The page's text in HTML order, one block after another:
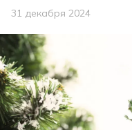
31 декабря 2024